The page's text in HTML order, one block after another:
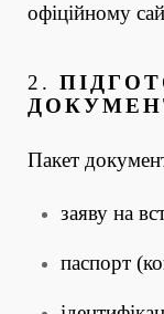
офіційному
2.
Пакет
заяву на
паспорт